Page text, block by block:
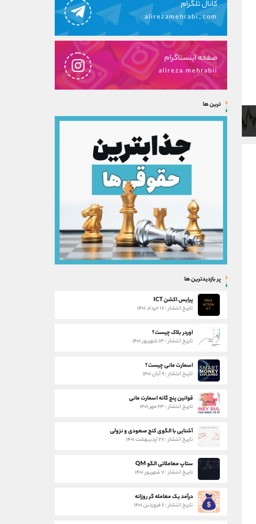
کانال تلگرام
alirezamehrabi_com
صفحه اینستاگرام
alireza.mehrabii
ترین ها
پر بازدیدترین ها
پرایس اکشن ICT
تاریخ انتشار : ۱۷ خرداد ۱۴۰۱
اوردر بلاک چیست؟
تاریخ انتشار : ۱۳ شهریور ۱۴۰۱
اسمارت مانی چیست؟
تاریخ انتشار : ۹ آبان ۱۴۰۱
قوانین پنج گانه اسمارت مانی
تاریخ انتشار : ۲۳ مهر ۱۴۰۱
آشنایی با الگوی کنج صعودی و نزولی
تاریخ انتشار : ۲۷ اردیبهشت ۱۴۰۱
ستاپ معاملاتی الگو QM
تاریخ انتشار : ۷ شهریور ۱۴۰۱
درآمد یک معامله گر روزانه
تاریخ انتشار : ۶ فروردین ۱۴۰۱